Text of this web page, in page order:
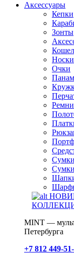
Аксессуары
Кепки
Зонты
Носки
Очки
Ремни
Сумки
MINT —
Петербурга
+7 812 449-